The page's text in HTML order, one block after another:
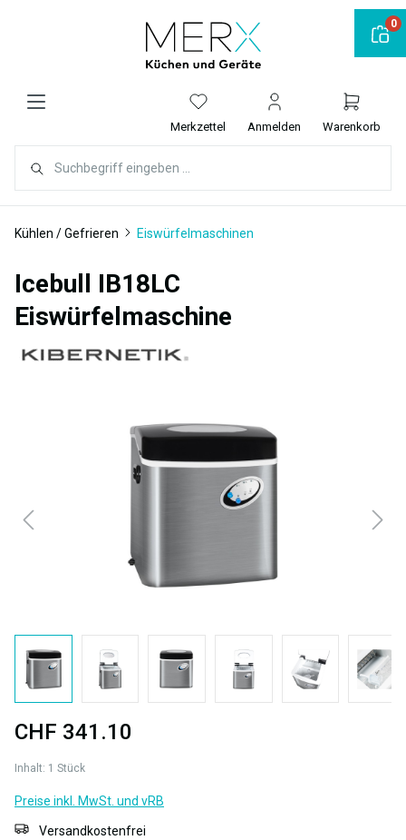
Merkzettel Anmelden Warenkorb
Kühlen / Gefrieren Eiswürfelmaschinen
Icebull IB18LC
Eiswürfelmaschine
CHF 341.10
Inhalt: 1 Stück
Preise inkl. MwSt. und vRB
Versandkostenfrei
0